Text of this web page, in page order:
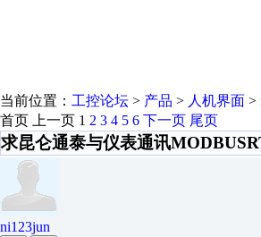
当前位置： 工控论坛 > 产品 > 人机界面 >
首页 上一页 1 2 3 4 5 6 下一页 尾页
求昆仑通泰与仪表通讯
ni123jun